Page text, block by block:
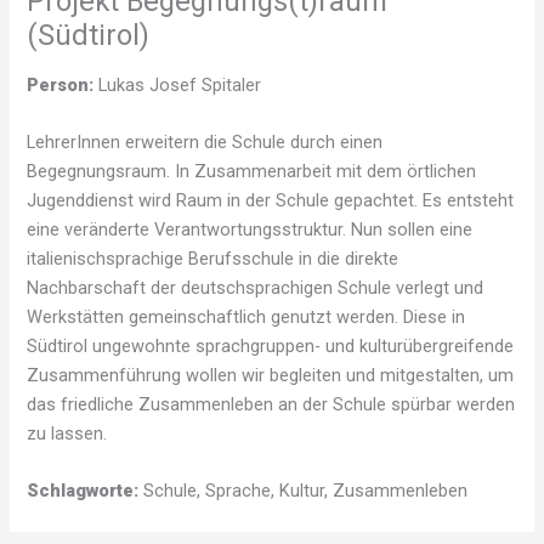
(Südtirol)
Person: Lukas Josef Spitaler
LehrerInnen erweitern die Schule durch einen
Begegnungsraum. In Zusammenarbeit mit dem örtlichen
Jugenddienst wird Raum in der Schule gepachtet. Es entsteht
eine veränderte Verantwortungsstruktur. Nun sollen eine
italienischsprachige Berufsschule in die direkte
Nachbarschaft der deutschsprachigen Schule verlegt und
Werkstätten gemeinschaftlich genutzt werden. Diese in
Südtirol ungewohnte sprachgruppen- und kulturübergreifende
Zusammenführung wollen wir begleiten und mitgestalten, um
das friedliche Zusammenleben an der Schule spürbar werden
zu lassen.
Schlagworte: Schule, Sprache, Kultur, Zusammenleben